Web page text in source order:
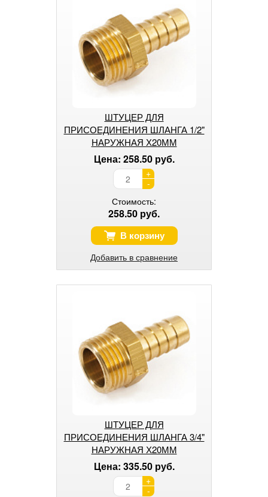
ШТУЦЕР ДЛЯ
ПРИСОЕДИНЕНИЯ ШЛАНГА 1/2"
НАРУЖНАЯ Х20ММ
Цена: 258.50 руб.
+
-
Стоимость:
258.50 руб.
В корзину
Добавить в сравнение
ШТУЦЕР ДЛЯ
ПРИСОЕДИНЕНИЯ ШЛАНГА 3/4"
НАРУЖНАЯ Х20ММ
Цена: 335.50 руб.
+
-